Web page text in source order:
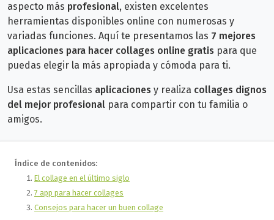
aspecto más profesional, existen excelentes
herramientas disponibles online con numerosas y
variadas funciones. Aquí te presentamos las 7 mejores
aplicaciones para hacer collages online gratis para que
puedas elegir la más apropiada y cómoda para ti.
Usa estas sencillas aplicaciones y realiza collages dignos
del mejor profesional para compartir con tu familia o
amigos.
Índice de contenidos:
El collage en el último siglo
7 app para hacer collages
Consejos para hacer un buen collage